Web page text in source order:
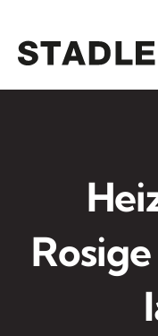
Inhalt
springen